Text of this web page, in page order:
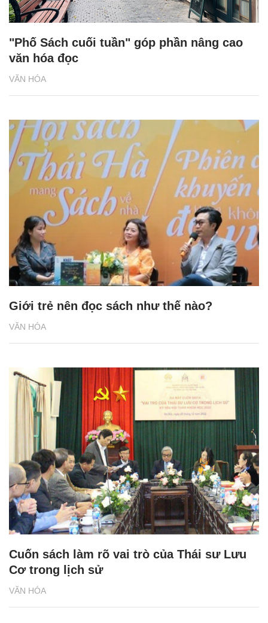
VĂN HÓA
"Phố Sách cuối tuần" góp phần nâng cao
văn hóa đọc
VĂN HÓA
Giới trẻ nên đọc sách như thế nào?
VĂN HÓA
Cuốn sách làm rõ vai trò của Thái sư Lưu
Cơ trong lịch sử